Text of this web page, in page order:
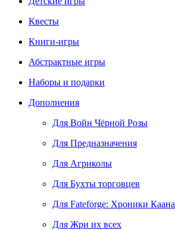
Квесты
Книги-игры
Абстрактные игры
Наборы и подарки
Дополнения
Для Войн Чёрной Розы
Для Предназначения
Для Агриколы
Для Бухты торговцев
Для Fateforge: Хроники Каана
Для Жри их всех